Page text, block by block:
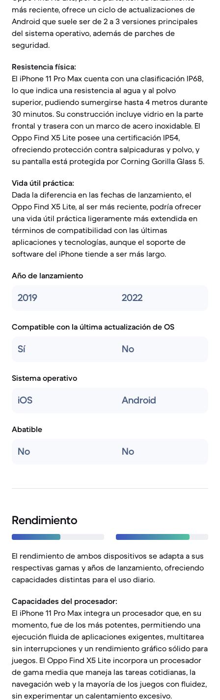
más reciente, ofrece un ciclo de actualizaciones de
Android que suele ser de 2 a 3 versiones principales
del sistema operativo, además de parches de
seguridad.
Resistencia física:
El iPhone 11 Pro Max cuenta con una clasificación IP68,
lo que indica una resistencia al agua y al polvo
superior, pudiendo sumergirse hasta 4 metros durante
30 minutos. Su construcción incluye vidrio en la parte
frontal y trasera con un marco de acero inoxidable. El
Oppo Find X5 Lite posee una certificación IP54,
ofreciendo protección contra salpicaduras y polvo, y
su pantalla está protegida por Corning Gorilla Glass 5.
Vida útil práctica:
Dada la diferencia en las fechas de lanzamiento, el
Oppo Find X5 Lite, al ser más reciente, podría ofrecer
una vida útil práctica ligeramente más extendida en
términos de compatibilidad con las últimas
aplicaciones y tecnologías, aunque el soporte de
software del iPhone tiende a ser más largo.
Año de lanzamiento
2019 2022
Compatible con la última actualización de OS
Sí No
Sistema operativo
iOS Android
Abatible
No No
Rendimiento
El rendimiento de ambos dispositivos se adapta a sus
respectivas gamas y años de lanzamiento, ofreciendo
capacidades distintas para el uso diario.
Capacidades del procesador:
El iPhone 11 Pro Max integra un procesador que, en su
momento, fue de los más potentes, permitiendo una
ejecución fluida de aplicaciones exigentes, multitarea
sin interrupciones y un rendimiento gráfico sólido para
juegos. El Oppo Find X5 Lite incorpora un procesador
de gama media que maneja las tareas cotidianas, la
navegación web y la mayoría de los juegos con fluidez,
sin experimentar un calentamiento excesivo.